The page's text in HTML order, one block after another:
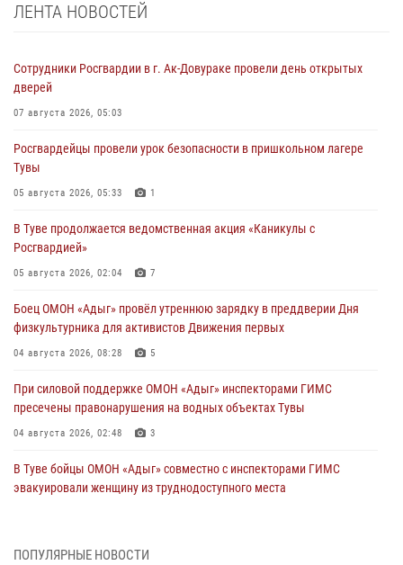
ЛЕНТА НОВОСТЕЙ
Сотрудники Росгвардии в г. Ак-Довураке провели день открытых
дверей
07 августа 2026, 05:03
Росгвардейцы провели урок безопасности в пришкольном лагере
Тувы
05 августа 2026, 05:33 1
В Туве продолжается ведомственная акция «Каникулы с
Росгвардией»
05 августа 2026, 02:04 7
Боец ОМОН «Адыг» провёл утреннюю зарядку в преддверии Дня
физкультурника для активистов Движения первых
04 августа 2026, 08:28 5
При силовой поддержке ОМОН «Адыг» инспекторами ГИМС
пресечены правонарушения на водных объектах Тувы
04 августа 2026, 02:48 3
В Туве бойцы ОМОН «Адыг» совместно с инспекторами ГИМС
эвакуировали женщину из труднодоступного места
Росгвардия проверила организацию отдыха детей в детских
ПОПУЛЯРНЫЕ НОВОСТИ